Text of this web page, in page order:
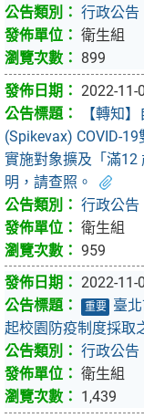
行政公告
衛生組
899
2022-11-
【轉知
(Spikevax) COVID-
實施對象擴及「滿12
明，請查照。
行政公告
衛生組
959
2022-11-
重要
臺
起校園防疫制度採取
行政公告
衛生組
1,439